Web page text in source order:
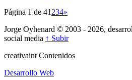
Página 1 de 41 234»
Jorge Oyhenard © 2003 - 2026,
social media ↑ Subir
creativaint Contenidos
Desarrollo Web